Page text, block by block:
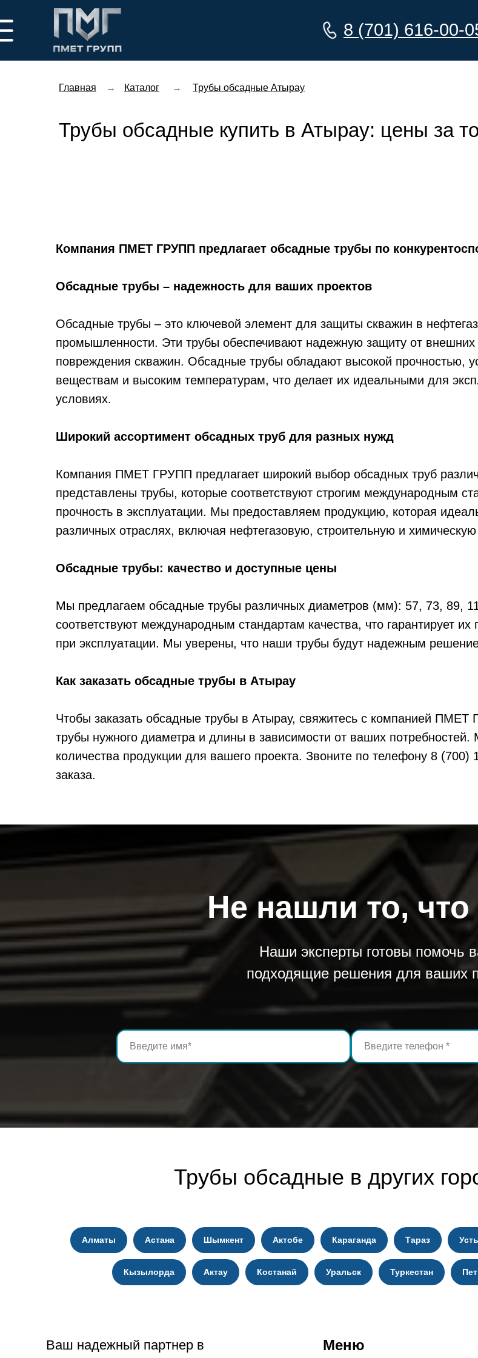
8 (701) 616-00-
Главная Каталог
→ Трубы обсадные Атырау
→
Трубы обсадные купить в Атырау: цены за
Компания ПМЕТ ГРУПП предлагает обсадные трубы по
Обсадные трубы – надежность для ваших проектов
Обсадные трубы – это ключевой элемент для защиты скважин в
промышленности. Эти трубы обеспечивают надежную защиту от внешних
повреждения скважин. Обсадные трубы обладают высокой прочностью,
веществам и высоким температурам, что делает их идеальными для
условиях.
Широкий ассортимент обсадных труб для разных нужд
Компания ПМЕТ ГРУПП предлагает широкий выбор обсадных труб
представлены трубы, которые соответствуют строгим международным
прочность в эксплуатации. Мы предоставляем продукцию, которая
различных отраслях, включая нефтегазовую, строительную и
Обсадные трубы: качество и доступные цены
Мы предлагаем обсадные трубы различных диаметров (мм): 57, 73, 89,
соответствуют международным стандартам качества, что гарантирует их
при эксплуатации. Мы уверены, что наши трубы будут надежным
Как заказать обсадные трубы в Атырау
Чтобы заказать обсадные трубы в Атырау, свяжитесь с компанией
трубы нужного диаметра и длины в зависимости от ваших
количества продукции для вашего проекта. Звоните по телефону 8
заказа.
Не нашли то, что
Наши эксперты готовы помочь
подходящие решения для ваших
Трубы обсадные в других
Алматы Астана Шымкент Актобе Караганда Тараз
Кызылорда Актау Костанай Уральск Туркестан
Меню
Ваш надежный партнер в